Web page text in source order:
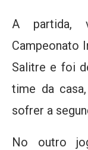
A partida,
Campeonato
Salitre e foi
time da
sofrer a
No outro